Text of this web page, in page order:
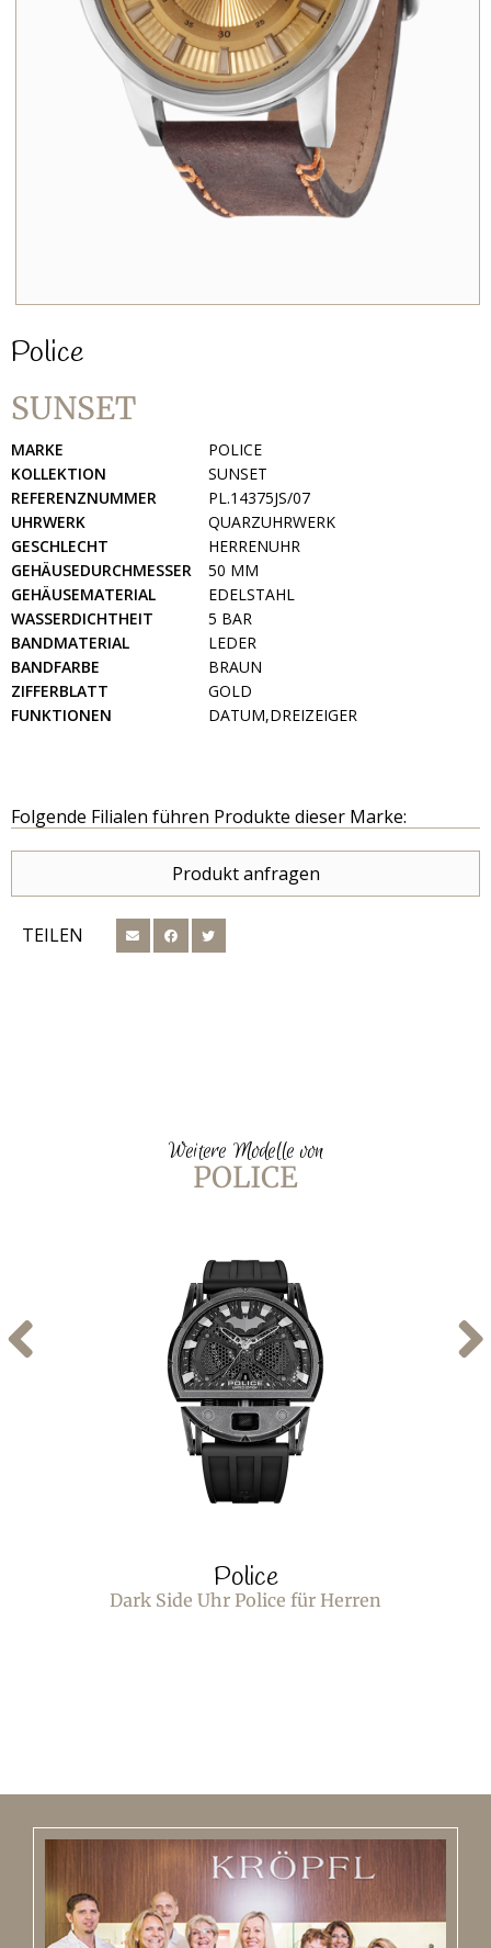
Police
SUNSET
MARKE
POLICE
KOLLEKTION
SUNSET
REFERENZNUMMER
PL.14375JS/07
UHRWERK
QUARZUHRWERK
GESCHLECHT
HERRENUHR
GEHÄUSEDURCHMESSER
50 MM
GEHÄUSEMATERIAL
EDELSTAHL
WASSERDICHTHEIT
5 BAR
BANDMATERIAL
LEDER
BANDFARBE
BRAUN
ZIFFERBLATT
GOLD
FUNKTIONEN
DATUM,DREIZEIGER
Folgende Filialen führen Produkte dieser Marke:
Produkt anfragen
TEILEN
Weitere Modelle von
POLICE
Police
Dark Side Uhr Police für Herren